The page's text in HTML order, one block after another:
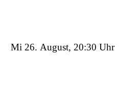
Mi 26. August, 20:30 Uhr